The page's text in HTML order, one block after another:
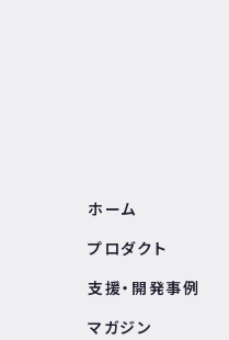
ホーム
プロダクト
支援・開発事例
マガジン